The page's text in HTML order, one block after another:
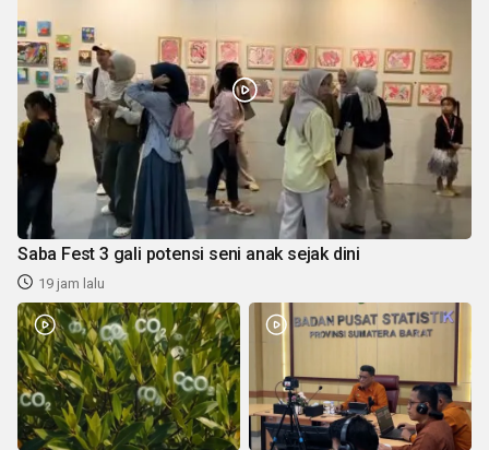
Saba Fest 3 gali potensi seni anak sejak dini
19 jam lalu